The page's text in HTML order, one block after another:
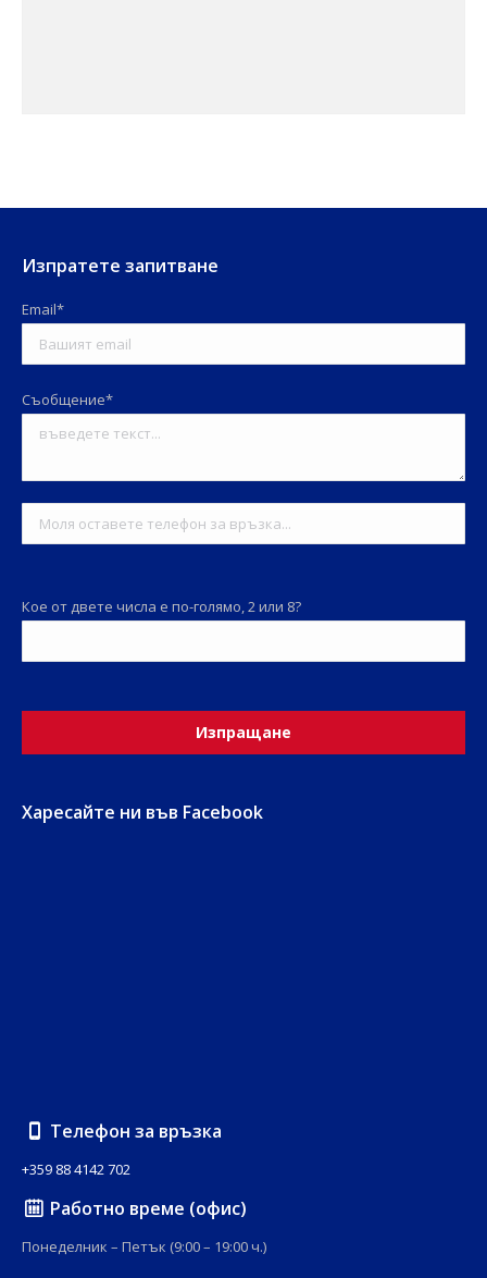
Изпратете запитване
Email*
Съобщение*
Кое от двете числа е по-голямо, 2 или 8?
Харесайте ни във Facebook
Телефон за връзка
+359 88 4142 702
Работно време (офис)
Понеделник – Петък (9:00 – 19:00 ч.)